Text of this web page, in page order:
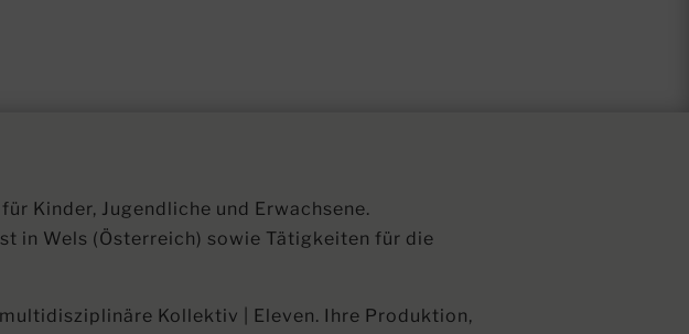
Kinder, Jugendliche und Erwachsene.
in Wels (Österreich) sowie Tätigkeiten für die
Kollektiv | Eleven. Ihre Produktion,